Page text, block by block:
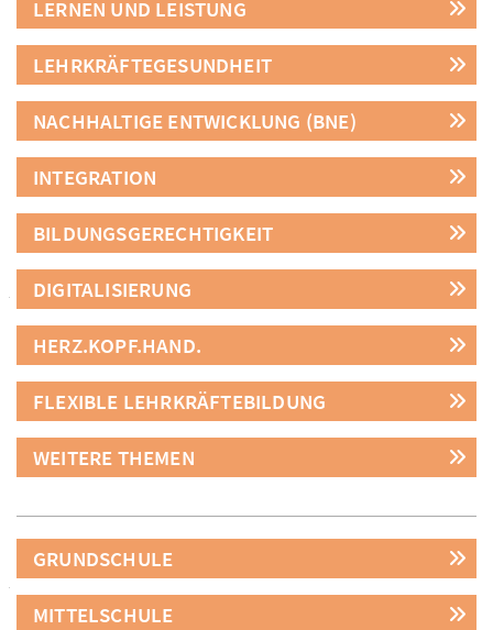
LERNEN UND LEISTUNG
LEHRKRÄFTEGESUNDHEIT
NACHHALTIGE ENTWICKLUNG (BNE)
INTEGRATION
BILDUNGSGERECHTIGKEIT
DIGITALISIERUNG
HERZ.KOPF.HAND.
FLEXIBLE LEHRKRÄFTEBILDUNG
WEITERE THEMEN
GRUNDSCHULE
MITTELSCHULE